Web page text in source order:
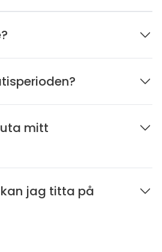
mitt
jag titta på